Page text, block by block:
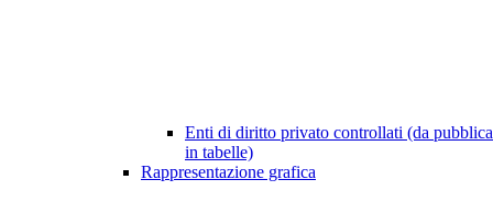
Enti di diritto privato controllati (da
in tabelle)
Rappresentazione grafica